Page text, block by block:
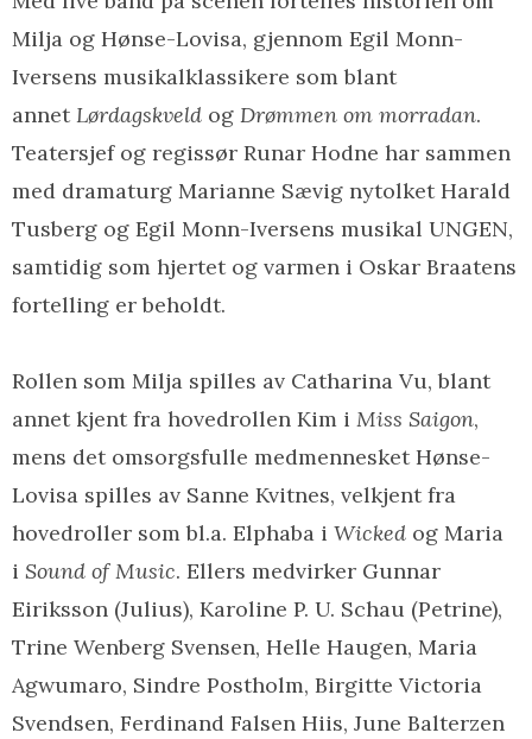
Milja og Hønse-Lovisa, gjennom Egil Monn-
Iversens musikalklassikere som blant
annetLørdagskveld og Drømmen om morradan.
Teatersjef og regissør Runar Hodne har sammen
med dramaturg Marianne Sævig nytolket Harald
Tusberg og Egil Monn-Iversens musikal UNGEN,
samtidig som hjertet og varmen i Oskar Braatens
fortelling er beholdt.
Rollen som Milja spilles av Catharina Vu, blant
annet kjent fra hovedrollen Kim i Miss Saigon,
mens det omsorgsfulle medmennesket Hønse-
Lovisa spilles av Sanne Kvitnes, velkjent fra
hovedroller som bl.a. Elphaba i Wicked og Maria
i Sound of Music. Ellers medvirker Gunnar
Eiriksson (Julius), Karoline P. U. Schau (Petrine),
Trine Wenberg Svensen, Helle Haugen, Maria
Agwumaro, Sindre Postholm, Birgitte Victoria
Svendsen, Ferdinand Falsen Hiis, June Balterzen